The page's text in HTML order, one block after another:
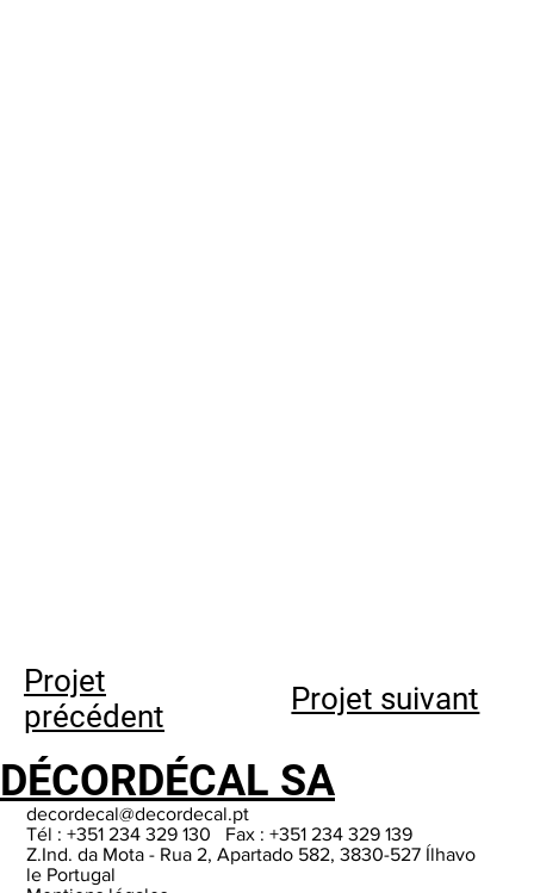
Projet
précédent
Projet suivant
DÉCORDÉCAL SA
decordecal@decordecal.pt
Tél : +351 234 329 130 Fax : +351 234 329 139
Z.Ind. da Mota - Rua 2, Apartado 582, 3830-527 Ílhavo
le Portugal